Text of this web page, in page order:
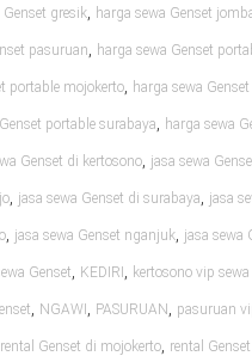
Genset gresik, harga sewa Genset
pasuruan, harga sewa Genset
portable mojokerto, harga sewa
portable surabaya, harga sewa
Genset di kertosono, jasa sewa
, jasa sewa Genset di surabaya, jasa
, jasa sewa Genset nganjuk, jasa sewa
Genset, KEDIRI , kertosono vip sewa
, NGAWI , PASURUAN , pasuruan
rental Genset di mojokerto, rental